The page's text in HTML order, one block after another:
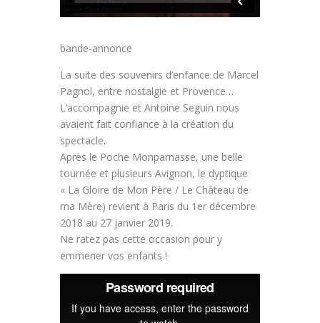
bande-annonce
La suite des souvenirs d’enfance de Marcel
Pagnol, entre nostalgie et Provence…
L’accompagnie et Antoine Seguin nous
avaient fait confiance à la création du
spectacle.
Après le Poche Monparnasse, une belle
tournée et plusieurs Avignon, le dyptique
« La Gloire de Mon Père / Le Château de
ma Mère) revient à Paris du 1er décembre
2018 au 27 janvier 2019.
Ne ratez pas cette occasion pour y
emmener vos enfants !